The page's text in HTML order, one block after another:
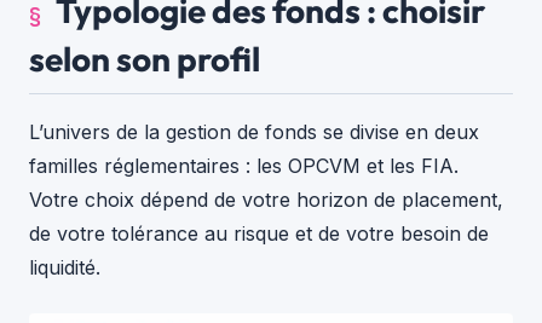
Typologie des fonds : choisir
selon son profil
L’univers de la gestion de fonds se divise en deux
familles réglementaires : les OPCVM et les FIA.
Votre choix dépend de votre horizon de placement,
de votre tolérance au risque et de votre besoin de
liquidité.